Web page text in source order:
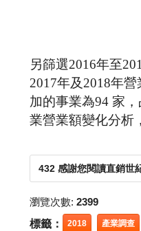
另篩選2016年至
2017年及2018年
加的事業為94 家
業營業額變化分析
432 感謝您閱讀直銷世
瀏覽次數: 2399
標籤： 2018 產業調查